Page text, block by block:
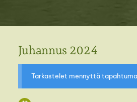
Juhannus 2024
Tarkastelet mennyttä